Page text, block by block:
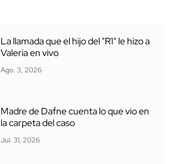
La llamada que el hijo del "R1" le hizo a
Valeria en vivo
Ago. 3, 2026
Madre de Dafne cuenta lo que vio en
la carpeta del caso
Jul. 31, 2026